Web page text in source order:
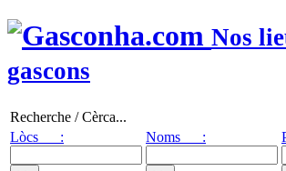
Nos
gascons
Recherche / Cèrca...
Lòcs :
Noms :